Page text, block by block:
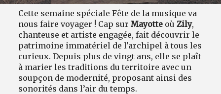
Cette semaine spéciale Fête de la musique va
nous faire voyager ! Cap surMayotte oùZily,
chanteuse et artiste engagée, fait découvrir le
patrimoine immatériel de l'archipel à tous les
curieux. Depuis plus de vingt ans, elle se plaît
à marier les traditions du territoire avec un
soupçon de modernité, proposant ainsi des
sonorités dans l’air du temps.